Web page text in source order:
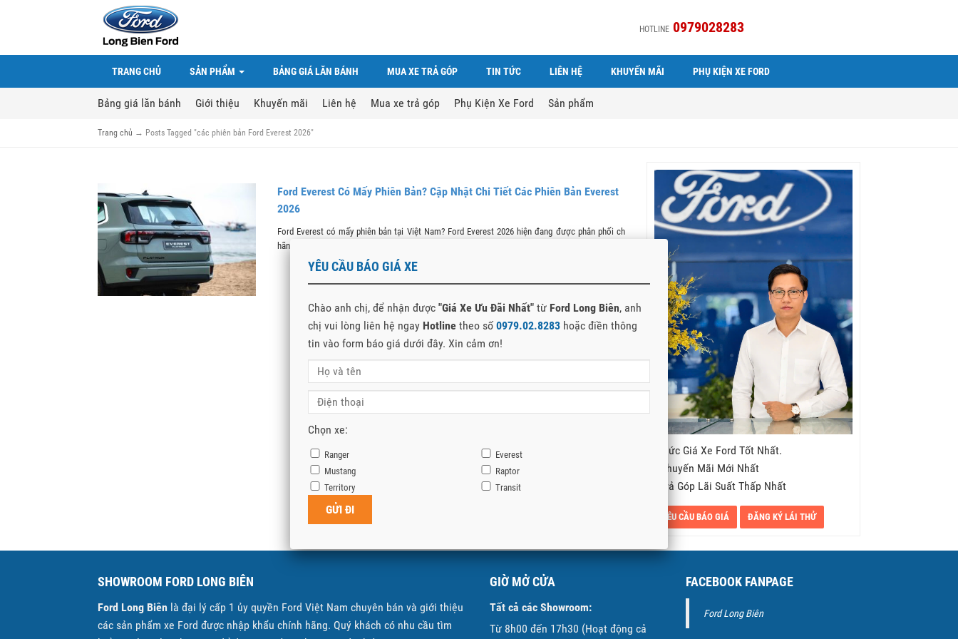
HOTLINE 0979028283
TRANG CHỦ SẢN PHẨM BẢNG GIÁ LĂN BÁNH MUA XE TRẢ GÓP TIN TỨC LIÊN HỆ KHUYẾN MÃI PHỤ KIỆN XE FORD
Bảng giá lăn bánh Giới thiệu Khuyến mãi Liên hệ Mua xe trả góp Phụ Kiện Xe Ford Sản phẩm
Trang chủ → Posts Tagged "các phiên bản Ford Everest 2026"
Ford Everest Có Mấy Phiên Bản? Cập Nhật Chi Tiết Các Phiên Bản Everest
2026
Ford Everest có mấy phiên bản tại Việt Nam? Ford Everest 2026 hiện đang được phân phối chính
hãng tại Việt Nam với...
- Mức Giá Xe Ford Tốt Nhất.
- Khuyến Mãi Mới Nhất
- Trả Góp Lãi Suất Thấp Nhất
YÊU CẦU BÁO GIÁ ĐĂNG KÝ LÁI THỬ
SHOWROOM FORD LONG BIÊN
Ford Long Biên là đại lý cấp 1 ủy quyền Ford Việt Nam chuyên bán và giới thiệu
các sản phẩm xe Ford được nhập khẩu chính hãng. Quý khách có nhu cầu tìm
GIỜ MỞ CỬA
Tất cả các Showroom:
Từ 8h00 đến 17h30 (Hoạt động cả
FACEBOOK FANPAGE
Ford Long Biên
YÊU CẦU BÁO GIÁ XE
Chào anh chị, để nhận được "Giá Xe Ưu Đãi Nhất" từ Ford Long Biên, anh
chị vui lòng liên hệ ngay Hotline theo số 0979.02.8283 hoặc điền thông
tin vào form báo giá dưới đây. Xin cảm ơn!
Chọn xe:
Ranger
Everest
Mustang
Raptor
Territory
Transit